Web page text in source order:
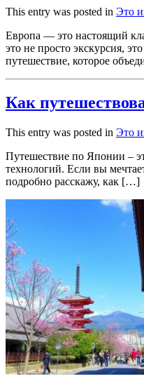
This entry was posted in Это
Европа — это настоящий
это не просто экскурсия,
путешествие, которое
Как
This entry was posted in Это
Путешествие по Японии –
технологий. Если вы
подробно расскажу, как […]